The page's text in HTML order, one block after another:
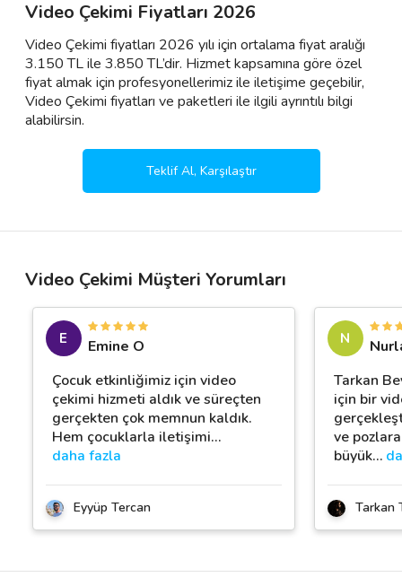
Video Çekimi Fiyatları 2026
Video Çekimi fiyatları 2026 yılı için ortalama fiyat aralığı
3.150 TL ile 3.850 TL’dir. Hizmet kapsamına göre özel
fiyat almak için profesyonellerimiz ile iletişime geçebilir,
Video Çekimi fiyatları ve paketleri ile ilgili ayrıntılı bilgi
alabilirsin.
Teklif Al, Karşılaştır
Video Çekimi Müşteri Yorumları
E
Emine O
Çocuk etkinliğimiz için video
çekimi hizmeti aldık ve süreçten
gerçekten çok memnun kaldık.
Hem çocuklarla iletişimi…
daha fazla
Eyyüp Tercan
N
Tarkan
için bir
ve
büyük…
Tarkan